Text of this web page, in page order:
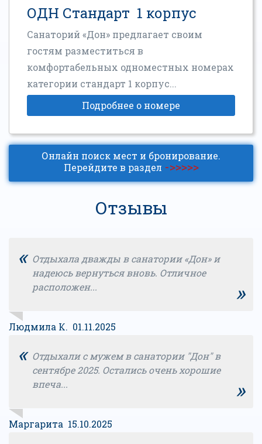
ОДН Стандарт 1 корпус
Санаторий «Дон» предлагает своим
гостям разместиться в
комфортабельных одноместных номерах
категории стандарт 1 корпус...
Подробнее о номере
Онлайн поиск мест и бронирование.
Перейдите в раздел ->>>>>
Отзывы
« Отдыхала дважды в санатории «Дон» и
надеюсь вернуться вновь. Отличное
расположен...
»
Людмила К. 01.11.2025
« Отдыхали с мужем в санатории "Дон" в
сентябре 2025. Остались очень хорошие
впеча...
»
Маргарита 15.10.2025